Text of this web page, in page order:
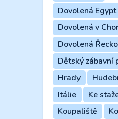
Dovolená Egypt
Dovolená v
Dovolená Řecko
Dětský zábavní
Hrady
Itálie
Ke
Koupaliště